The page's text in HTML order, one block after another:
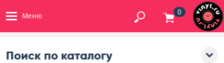
Меню 0
Поиск по каталогу